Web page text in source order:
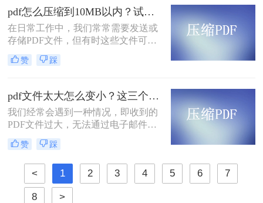
统响应、导致电子邮件附件发送失败
或严重影响网络传输与下载效率。因
此，掌握高效、可靠的pdf压缩技术，
对于提升个人与团队的工作效率至关
重要。那么如何压缩pdf文件大小呢？
本文将深入探讨多种主流且高效的
件到命令行技术与预处理技巧，为您
提供一个全面、详尽的解决方案库。
pdf怎么压缩到10MB以内？试试这4个压缩方法！
在日常工作中，我们常常需要发送或
存储PDF文件，但有时这些文件可能
会过大，导致传输不便或者占用过多
存储空间。为了应对这种情况，我们
确保文件大小不超过10MB。那么pdf
怎么压缩到10MB以内呢？本文将介
绍几种常用的PDF压缩方法。
赞 踩
pdf文件太大怎么变小？这三个方法都可以缩小！
我们经常会遇到一种情况，即收到的
PDF文件过大，无法通过电子邮件或
其他方式进行传输。那么，pdf文件太
大怎么变小呢？在本文中，我们将向
您介绍一些有效的方法，可以帮助您
压缩PDF文件并减小文件大小。
赞 踩
< 1 2 3 4 5 6 7
8 >